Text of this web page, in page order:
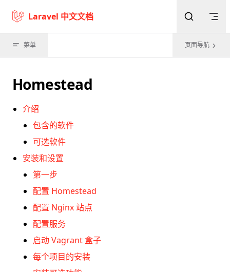
Skip to content
Laravel 中文文档
菜单 页面导航
Homestead
介绍
包含的软件
可选软件
安装和设置
第一步
配置 Homestead
配置 Nginx 站点
配置服务
启动 Vagrant 盒子
每个项目的安装